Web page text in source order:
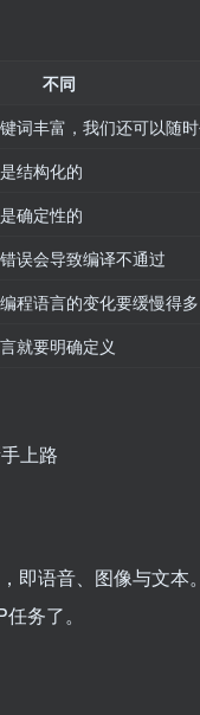
不同
词丰富，我们还可以随
结构化的
确定性的
误会导致编译不通过
程语言的变化要缓慢得多
就要明确定义
即语音、图像与文
务了。